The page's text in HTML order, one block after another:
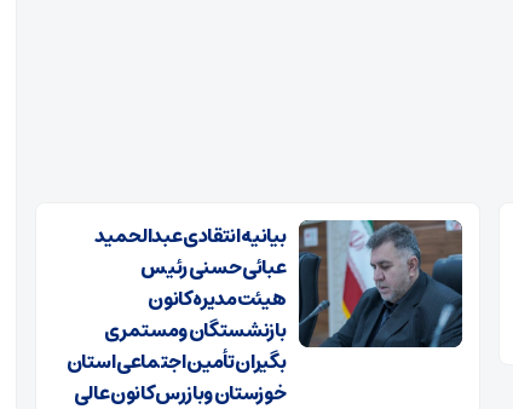
بیانیه انتقادی عبدالحمید
عبائی حسنی رئیس
هیئت‌مدیره کانون
بازنشستگان ومستمری
بگیران تأمین اجتماعی استان
خوزستان وبازرس کانون عالی